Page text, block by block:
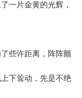
片金黄的光辉，
些许距离，阵阵颤
下耸动，先是不绝